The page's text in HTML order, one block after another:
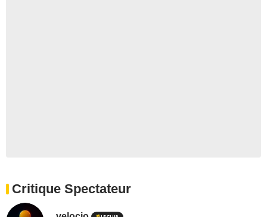
Critique Spectateur